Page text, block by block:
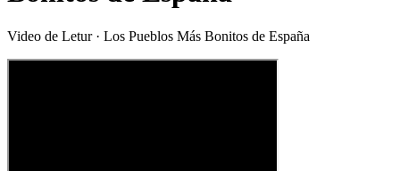
Video de Letur· Los Pueblos Más Bonitos de España